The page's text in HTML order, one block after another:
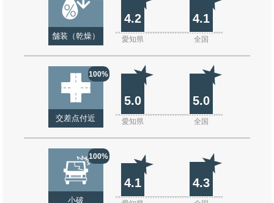
舗装（乾燥）
4.2 4.1
愛知県 全国
100%
交差点付近
5.0 5.0
愛知県 全国
100%
小破
4.1 4.3